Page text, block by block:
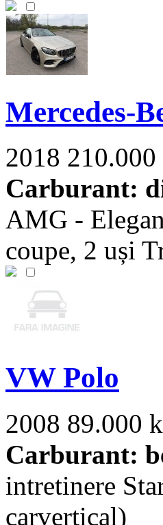
Mercedes-
2018
Carburant:
AMG -
coupe, 2 uși
VW Polo
2008 89.000
Carburant:
intretinere
carvertical)